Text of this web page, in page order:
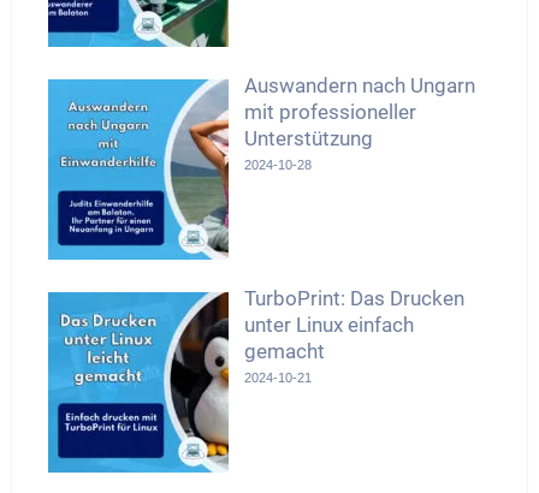
Auswandern nach Ungarn
mit professioneller
Unterstützung
2024-10-28
TurboPrint: Das Drucken
unter Linux einfach
gemacht
2024-10-21